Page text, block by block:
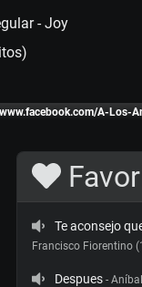
- Joy
A-Los-
Te aconsejo
Francisco Fiorentino
Despues -